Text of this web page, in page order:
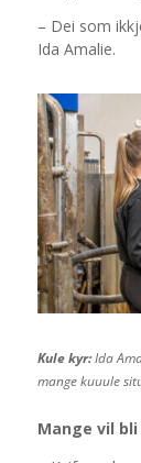
– Dei som
Ida Amalie.
Kule kyr:Ida
mange kuuule
Mange vil